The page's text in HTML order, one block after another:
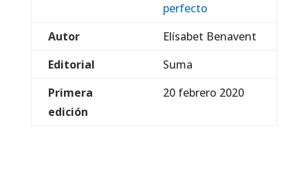
perfecto
Autor
Elísabet Benavent
Editorial
Suma
Primera
edición
20 febrero 2020